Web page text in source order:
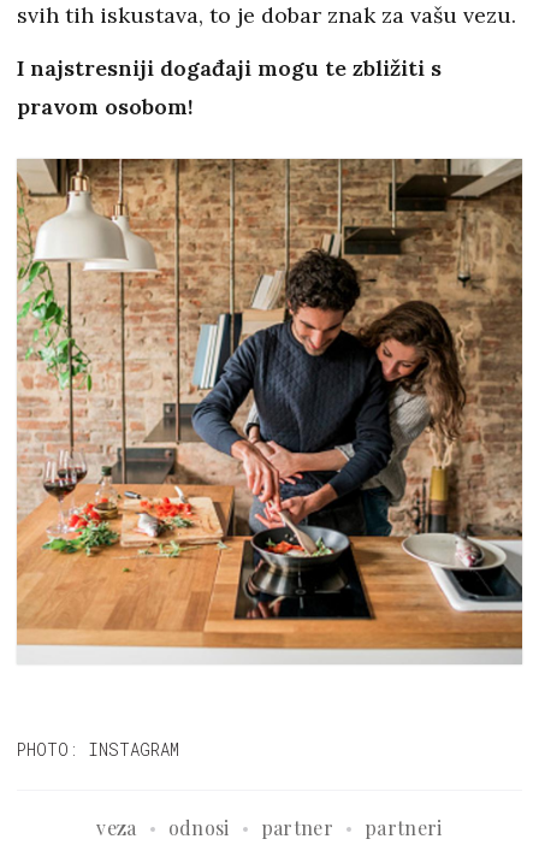
svih tih iskustava, to je dobar znak za vašu vezu.
I najstresniji događaji mogu te zbližiti s
pravom osobom!
PHOTO: INSTAGRAM
veza odnosi partner
partneri